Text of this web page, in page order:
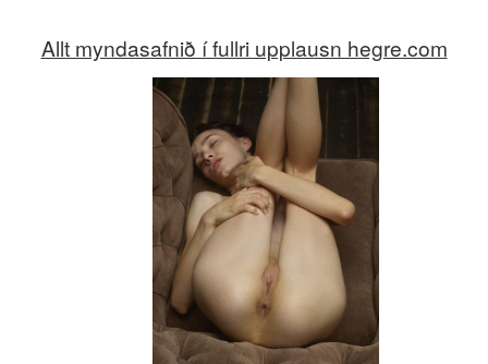
Allt myndasafnið í fullri upplausn hegre.com